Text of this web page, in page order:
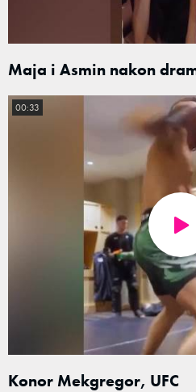
Maja i Asmin nakon
Konor Mekgregor, UFC
00:33